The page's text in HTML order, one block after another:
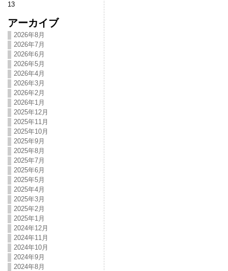
13
アーカイブ
2026年8月
2026年7月
2026年6月
2026年5月
2026年4月
2026年3月
2026年2月
2026年1月
2025年12月
2025年11月
2025年10月
2025年9月
2025年8月
2025年7月
2025年6月
2025年5月
2025年4月
2025年3月
2025年2月
2025年1月
2024年12月
2024年11月
2024年10月
2024年9月
2024年8月